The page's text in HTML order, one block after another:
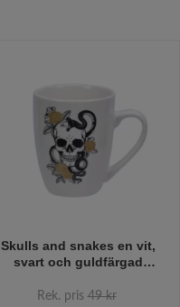
Skulls and snakes en vit,
svart och guldfärgad
d'aventure, 350 ml.
Rek. pris 49 kr